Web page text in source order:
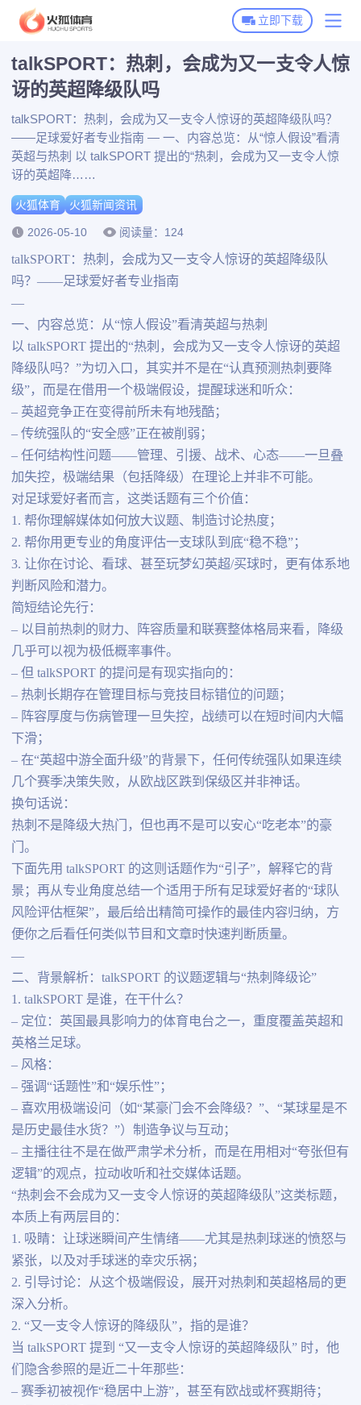
火狐体育首页
火狐全站APP下载
火狐体育APP下载
火狐体育动态
博彩平台推荐
立即下载
talkSPORT：热刺，会成为又一支令人惊
讶的英超降级队吗
talkSPORT：热刺，会成为又一支令人惊讶的英超降级队吗？
——足球爱好者专业指南 — 一、内容总览：从“惊人假设”看清
英超与热刺 以 talkSPORT 提出的“热刺，会成为又一支令人惊
讶的英超降……
火狐体育 火狐新闻资讯
2026-05-10 阅读量：124
talkSPORT：热刺，会成为又一支令人惊讶的英超降级队
吗？——足球爱好者专业指南
—
一、内容总览：从“惊人假设”看清英超与热刺
以 talkSPORT 提出的“热刺，会成为又一支令人惊讶的英超
降级队吗？”为切入口，其实并不是在“认真预测热刺要降
级”，而是在借用一个极端假设，提醒球迷和听众：
– 英超竞争正在变得前所未有地残酷；
– 传统强队的“安全感”正在被削弱；
– 任何结构性问题——管理、引援、战术、心态——一旦叠
加失控，极端结果（包括降级）在理论上并非不可能。
对足球爱好者而言，这类话题有三个价值：
1. 帮你理解媒体如何放大议题、制造讨论热度；
2. 帮你用更专业的角度评估一支球队到底“稳不稳”；
3. 让你在讨论、看球、甚至玩梦幻英超/买球时，更有体系地
判断风险和潜力。
简短结论先行：
– 以目前热刺的财力、阵容质量和联赛整体格局来看，降级
几乎可以视为极低概率事件。
– 但 talkSPORT 的提问是有现实指向的：
– 热刺长期存在管理目标与竞技目标错位的问题；
– 阵容厚度与伤病管理一旦失控，战绩可以在短时间内大幅
下滑；
– 在“英超中游全面升级”的背景下，任何传统强队如果连续
几个赛季决策失败，从欧战区跌到保级区并非神话。
换句话说：
热刺不是降级大热门，但也再不是可以安心“吃老本”的豪
门。
下面先用 talkSPORT 的这则话题作为“引子”，解释它的背
景；再从专业角度总结一个适用于所有足球爱好者的“球队
风险评估框架”，最后给出精简可操作的最佳内容归纳，方
便你之后看任何类似节目和文章时快速判断质量。
—
二、背景解析：talkSPORT 的议题逻辑与“热刺降级论”
1. talkSPORT 是谁，在干什么？
– 定位：英国最具影响力的体育电台之一，重度覆盖英超和
英格兰足球。
– 风格：
– 强调“话题性”和“娱乐性”；
– 喜欢用极端设问（如“某豪门会不会降级？”、“某球星是不
是历史最佳水货？”）制造争议与互动；
– 主播往往不是在做严肃学术分析，而是在用相对“夸张但有
逻辑”的观点，拉动收听和社交媒体话题。
“热刺会不会成为又一支令人惊讶的英超降级队”这类标题，
本质上有两层目的：
1. 吸睛：让球迷瞬间产生情绪——尤其是热刺球迷的愤怒与
紧张，以及对手球迷的幸灾乐祸；
2. 引导讨论：从这个极端假设，展开对热刺和英超格局的更
深入分析。
2. “又一支令人惊讶的降级队”，指的是谁？
当 talkSPORT 提到 “又一支令人惊讶的英超降级队” 时，他
们隐含参照的是近二十年那些：
– 赛季初被视作“稳居中上游”，甚至有欧战或杯赛期待；